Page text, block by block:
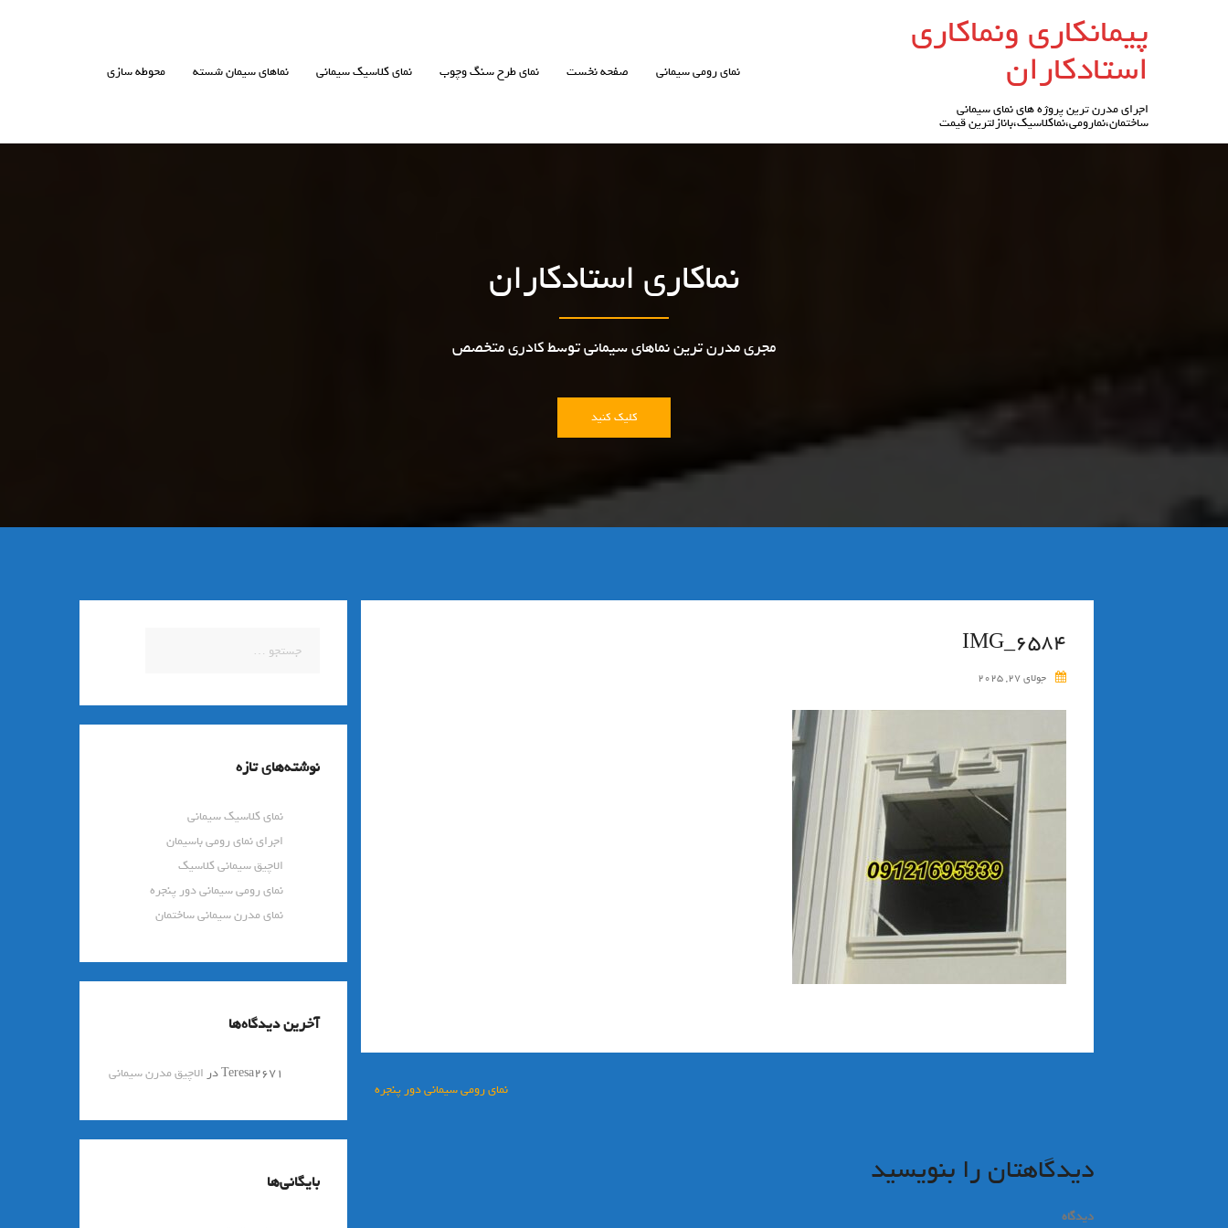
پیمانکاری ونماکاری
استادکاران
اجرای مدرن ترین پروژه های نمای سیمانی
ساختمان،نمارومی،نماکلاسیک،بانازلترین قیمت
نمای رومی سیمانی صفحه نخست نمای طرح سنگ وچوب نمای کلاسیک سیمانی نماهای سیمان شسته محوطه سازی
نماکاری استادکاران
مجری مدرن ترین نماهای سیمانی توسط کادری متخصص
کلیک کنید
IMG_6584
جولای 27, 2025
نمای رومی سیمانی دور پنجره
دیدگاهتان را بنویسید
دیدگاه
برای:
نوشته‌های تازه
نمای کلاسیک سیمانی
اجرای نمای رومی باسیمان
الاچیق سیمانی کلاسیک
نمای رومی سیمانی دور پنجره
نمای مدرن سیمانی ساختمان
آخرین دیدگاه‌ها
Teresa2671در الاچیق مدرن سیمانی
بایگانی‌ها